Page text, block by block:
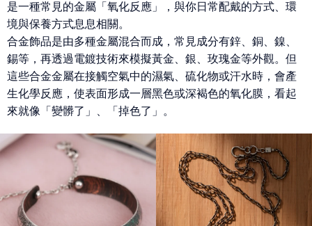
是一種常見的金屬「 氧化反應 」，與你日常配戴的方式、環
境與保養方式息息相關。
合金飾品是由多種金屬混合而成 ，常見成分有鋅、銅、鎳、
錫等，再透過電鍍技術來模擬黃金、銀、玫瑰金等外觀。但
這些合金金屬在接觸空氣中的濕氣、硫化物或汗水時，會產
生化學反應，使表面形成一層黑色或深褐色的氧化膜，看起
來就像「變髒了」、「掉色了」。